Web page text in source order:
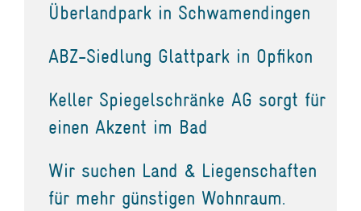
Überlandpark in Schwamendingen
ABZ-Siedlung Glattpark in Opfikon
Keller Spiegelschränke AG sorgt für
einen Akzent im Bad
Wir suchen Land & Liegenschaften
für mehr günstigen Wohnraum.